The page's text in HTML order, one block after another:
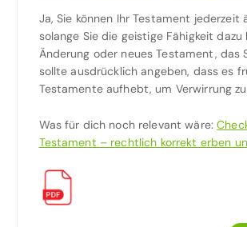
Ja, Sie können Ihr Testament jederzeit
solange Sie die geistige Fähigkeit dazu
Änderung oder neues Testament, das
sollte ausdrücklich angeben, dass es
Testamente aufhebt, um Verwirrung
Was für dich noch relevant wäre:
Testament – rechtlich korrekt erben